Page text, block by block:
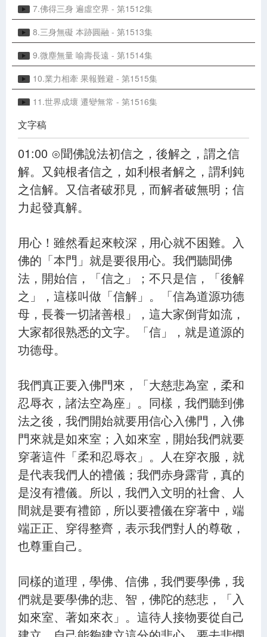
7.佛得三身 遍虛空界 - 第1512集
8.三身無礙 本跡圓融 - 第1513集
9.微塵無量 喻壽長遠 - 第1514集
10.業力相牽 果報難避 - 第1515集
11.世界成壞 遷變無常 - 第1516集
12.佛居娑婆 說法教化 - 第1517集
13.行因得果 為方便說 - 第1518集
14.佛眼圓淨 一切皆見 - 第1519集
15.處處自說 令眾歡喜 - 第1520集
17.應機說法 皆為度生 - 第1522集
18.如來實見 三界之相 - 第1523集
19.宇宙浩瀚 真空妙有 - 第1524集
20.施教導化 令生善根 - 第1525集
21.所作佛事 未曾暫廢 - 第1526集
22.佛壽無量 常住不滅 - 第1527集
23.非滅唱滅 方便教化 - 第1528集
24.信佛所說 不墮惑網 - 第1529集
25.不卑不亢 轉識成智 - 第1530集
26.缺善薄德 難可遇佛 - 第1531集
27.轉識成智 利益眾生 - 第1532集
28.佛如良醫 善治眾病 - 第1533集
29.誠敬諸佛 誓願精進 - 第1534集
30.眾生垢重 飲無明毒 - 第1535集
32.愚癡迷惑 以因緣治 - 第1537集
33.依經求藥 與子令服 - 第1538集
文字稿
01:00 ⊙聞佛說法初信之，後解之，謂之信
解。又鈍根者信之，如利根者解之，謂利鈍
之信解。又信者破邪見，而解者破無明；信
力起發真解。
用心！雖然看起來較深，用心就不困難。入
佛的「本門」就是要很用心。我們聽聞佛
法，開始信，「信之」；不只是信，「後解
之」，這樣叫做「信解」。「信為道源功德
母，長養一切諸善根」，這大家倒背如流，
大家都很熟悉的文字。「信」，就是道源的
功德母。
我們真正要入佛門來，「大慈悲為室，柔和
忍辱衣，諸法空為座」。同樣，我們聽到佛
法之後，我們開始就要用信心入佛門，入佛
門來就是如來室；入如來室，開始我們就要
穿著這件「柔和忍辱衣」。人在穿衣服，就
是代表我們人的禮儀；我們赤身露背，真的
是沒有禮儀。所以，我們入文明的社會、人
間就是要有禮節，所以要禮儀在穿著中，端
端正正、穿得整齊，表示我們對人的尊敬，
也尊重自己。
同樣的道理，學佛、信佛，我們要學佛，我
們就是要學佛的悲、智，佛陀的慈悲，「入
如來室、著如來衣」。這待人接物要從自己